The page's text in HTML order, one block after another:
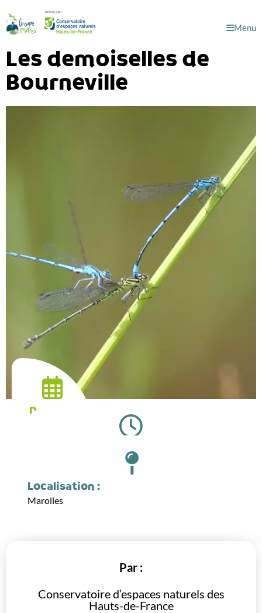
Menu
Les demoiselles de
Bourneville
Date :
Localisation :
Marolles
Par :
Conservatoire d’espaces naturels des
Hauts-de-France